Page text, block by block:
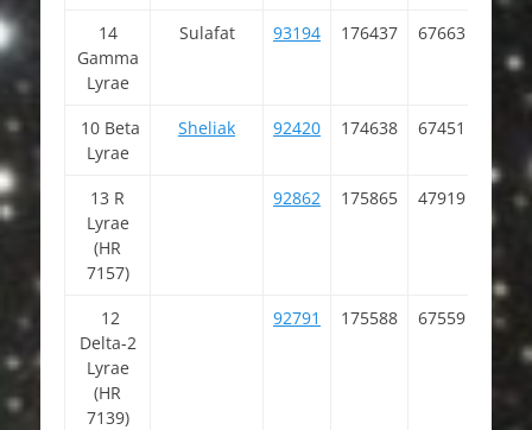
14
Gamma
Lyrae
Sulafat 93194 176437 67663
10 Beta
Lyrae
Sheliak 92420 174638 67451
13 R
Lyrae
(HR
7157)
92862 175865 47919
18
12
Delta-2
Lyrae
(HR
7139)
92791 175588 67559
18